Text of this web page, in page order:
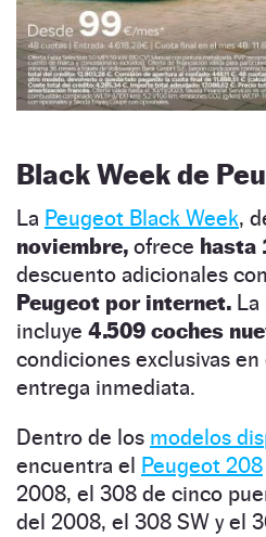
Black Week de
La Peugeot Black Week,
noviembre, ofrece hasta
descuento adicionales
Peugeot por internet. La
incluye 4.509 coches
condiciones exclusivas en
entrega inmediata.
Dentro de los modelos
encuentra el Peugeot 208
2008, el 308 de cinco
del 2008, el 308 SW y el